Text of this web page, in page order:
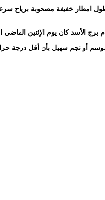
أو نجم سهيل بأن أقل درجة